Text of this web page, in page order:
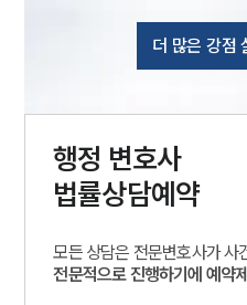
더 많은 강점
행정 변호사
법률상담예약
모든 상담은 전문변호사가 사
전문적으로 진행하기에 예약